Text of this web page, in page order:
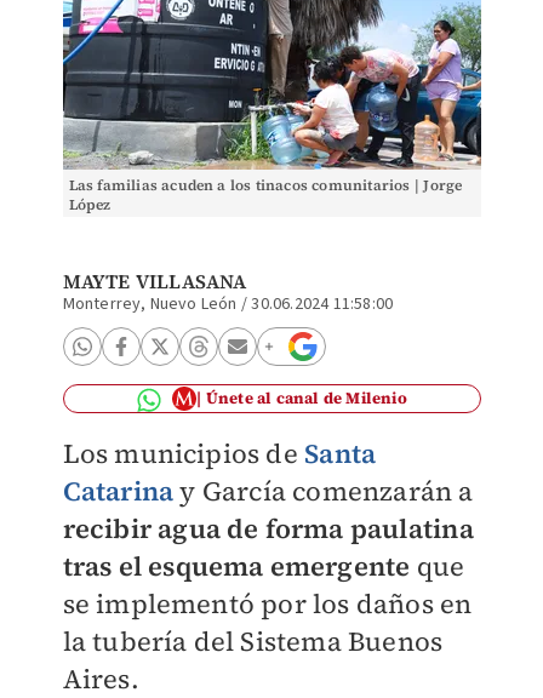
Las familias acuden a los tinacos comunitarios | Jorge
López
MAYTE VILLASANA
Monterrey, Nuevo León /30.06.2024 11:58:00
Únete al canal de Milenio
Los municipios de Santa
Catarinay García comenzarán a
recibir agua de forma paulatina
tras el esquema emergente que
se implementó por los daños en
la tubería del Sistema Buenos
Aires.